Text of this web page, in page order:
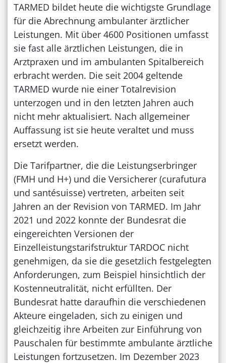
TARMED bildet heute die wichtigste Grundlage
für die Abrechnung ambulanter ärztlicher
Leistungen. Mit über 4600 Positionen umfasst
sie fast alle ärztlichen Leistungen, die in
Arztpraxen und im ambulanten Spitalbereich
erbracht werden. Die seit 2004 geltende
TARMED wurde nie einer Totalrevision
unterzogen und in den letzten Jahren auch
nicht mehr aktualisiert. Nach allgemeiner
Auffassung ist sie heute veraltet und muss
ersetzt werden.
Die Tarifpartner, die die Leistungserbringer
(FMH und H+) und die Versicherer (curafutura
und santésuisse) vertreten, arbeiten seit
Jahren an der Revision von TARMED. Im Jahr
2021 und 2022 konnte der Bundesrat die
eingereichten Versionen der
Einzelleistungstarifstruktur TARDOC nicht
genehmigen, da sie die gesetzlich festgelegten
Anforderungen, zum Beispiel hinsichtlich der
Kostenneutralität, nicht erfüllten. Der
Bundesrat hatte daraufhin die verschiedenen
Akteure eingeladen, sich zu einigen und
gleichzeitig ihre Arbeiten zur Einführung von
Pauschalen für bestimmte ambulante ärztliche
Leistungen fortzusetzen. Im Dezember 2023